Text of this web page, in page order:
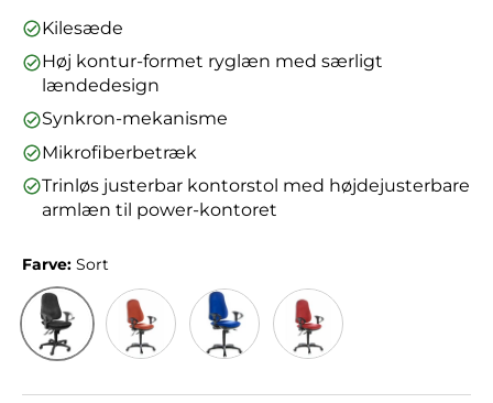
Kilesæde
Høj kontur-formet ryglæn med særligt
lændedesign
Synkron-mekanisme
Mikrofiberbetræk
Trinløs justerbar kontorstol med højdejusterbare
armlæn til power-kontoret
Farve: Sort